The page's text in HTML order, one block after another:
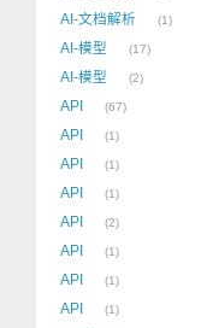
AI-文档解析 1
AI-模型 17
AI-模型 2
API 67
API 1
API 1
API 1
API 2
API 1
API 1
API 1